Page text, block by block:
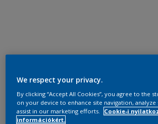
We respect your privacy.
By clicking “Accept All Cookies”, you agree to the
on your device to enhance site navigation, analyze
assist in our marketing efforts.
Cookie-i
információkért.